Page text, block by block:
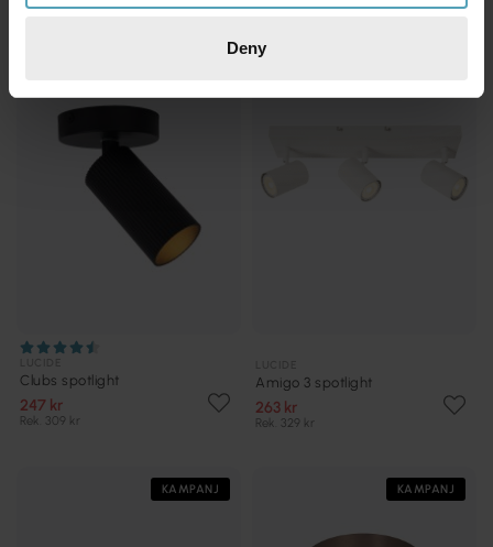
Deny
Clubs spotlight
247 kr
Rek. 309 kr
Amigo 3 spotlight
263 kr
Rek. 329 kr
KAMPANJ KAMPANJ